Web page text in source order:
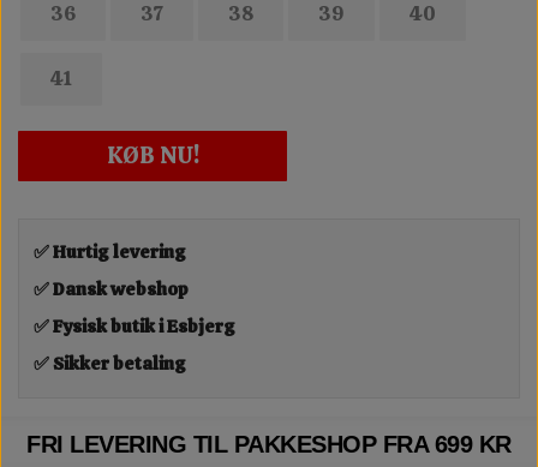
36 37 38 39 40
41
KØB NU!
✅ Hurtig levering
✅ Dansk webshop
✅ Fysisk butik i Esbjerg
✅ Sikker betaling
FRI LEVERING TIL PAKKESHOP FRA 699 KR